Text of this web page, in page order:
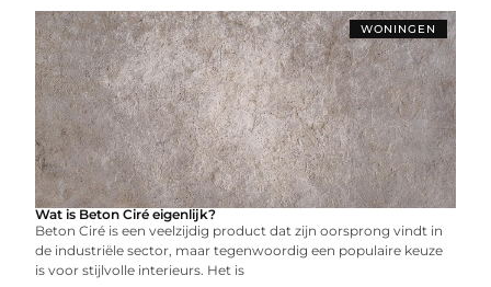
WONINGEN
Wat is Beton Ciré eigenlijk?
Beton Ciré is een veelzijdig product dat zijn oorsprong vindt in
de industriële sector, maar tegenwoordig een populaire keuze
is voor stijlvolle interieurs. Het is